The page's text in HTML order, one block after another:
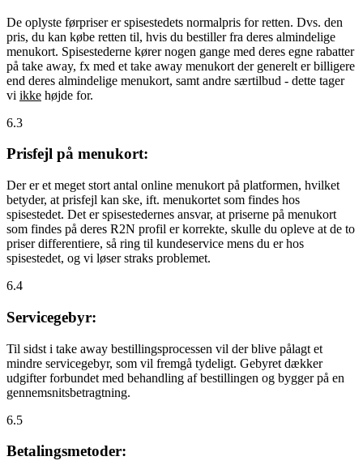
De oplyste førpriser er spisestedets normalpris for retten. Dvs. den
pris, du kan købe retten til, hvis du bestiller fra deres almindelige
menukort. Spisestederne kører nogen gange med deres egne rabatter
på take away, fx med et take away menukort der generelt er billigere
end deres almindelige menukort, samt andre særtilbud - dette tager
vi ikke højde for.
6.3
Prisfejl på menukort:
Der er et meget stort antal online menukort på platformen, hvilket
betyder, at prisfejl kan ske, ift. menukortet som findes hos
spisestedet. Det er spisestedernes ansvar, at priserne på menukort
som findes på deres R2N profil er korrekte, skulle du opleve at de to
priser differentiere, så ring til kundeservice mens du er hos
spisestedet, og vi løser straks problemet.
6.4
Servicegebyr:
Til sidst i take away bestillingsprocessen vil der blive pålagt et
mindre servicegebyr, som vil fremgå tydeligt. Gebyret dækker
udgifter forbundet med behandling af bestillingen og bygger på en
gennemsnitsbetragtning.
6.5
Betalingsmetoder: